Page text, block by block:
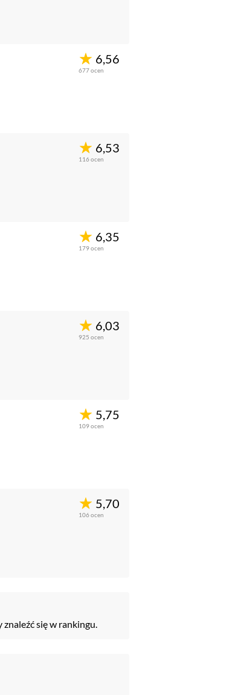
6,56
677ocen
6,53
116ocen
6,35
179ocen
6,03
925 ocen
5,75
109ocen
5,70
106ocen
znaleźć się w rankingu.